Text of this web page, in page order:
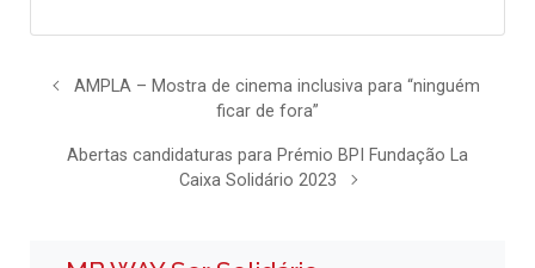
AMPLA – Mostra de cinema inclusiva para “ninguém
ficar de fora”
Abertas candidaturas para Prémio BPI Fundação La
Caixa Solidário 2023